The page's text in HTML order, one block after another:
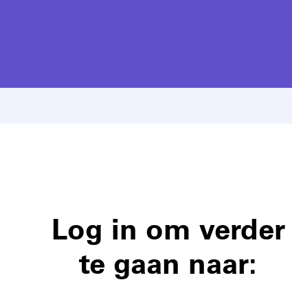
Log in om verder
te gaan naar: